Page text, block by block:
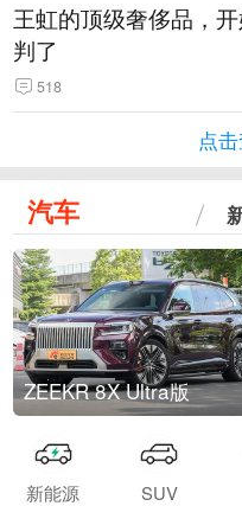
王虹的顶级奢侈品，
判了
518
点
汽车
ZEEKR 8X Ultra版
新能源 SUV